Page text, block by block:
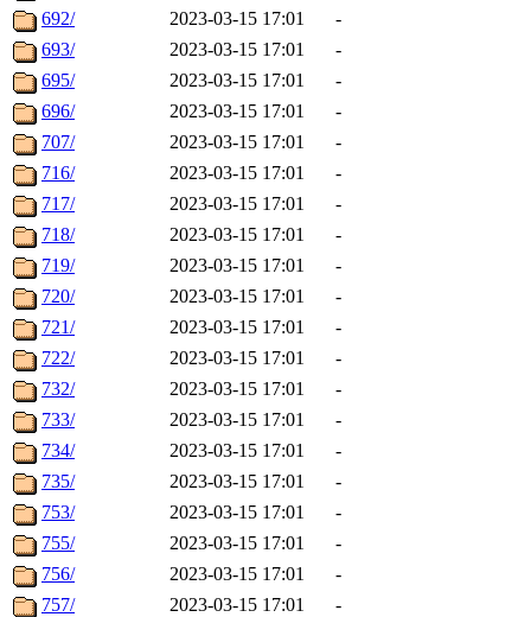
692/
2023-03-15 17:01
-
693/
2023-03-15 17:01
-
695/
2023-03-15 17:01
-
696/
2023-03-15 17:01
-
707/
2023-03-15 17:01
-
716/
2023-03-15 17:01
-
717/
2023-03-15 17:01
-
718/
2023-03-15 17:01
-
719/
2023-03-15 17:01
-
720/
2023-03-15 17:01
-
721/
2023-03-15 17:01
-
722/
2023-03-15 17:01
-
732/
2023-03-15 17:01
-
733/
2023-03-15 17:01
-
734/
2023-03-15 17:01
-
735/
2023-03-15 17:01
-
753/
2023-03-15 17:01
-
755/
2023-03-15 17:01
-
756/
2023-03-15 17:01
-
757/
2023-03-15 17:01
-